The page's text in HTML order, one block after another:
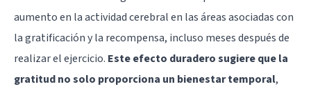
aumento en la actividad cerebral en las áreas asociadas con
la gratificación y la recompensa, incluso meses después de
realizar el ejercicio. Este efecto duradero sugiere que la
gratitud no solo proporciona un bienestar temporal,